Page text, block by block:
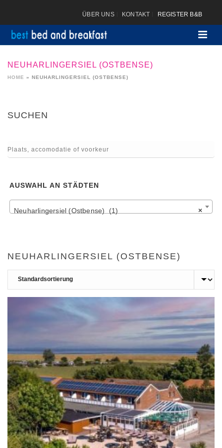
ÜBER UNS KONTAKT REGISTER B&B
NEUHARLINGERSIEL (OSTBENSE)
HOME » NEUHARLINGERSIEL (OSTBENSE)
NEUHARLINGERSIEL (OSTBENSE)
SUCHEN
AUSWAHL AN STÄDTEN
×
Neuharlingersiel (Ostbense) (1)